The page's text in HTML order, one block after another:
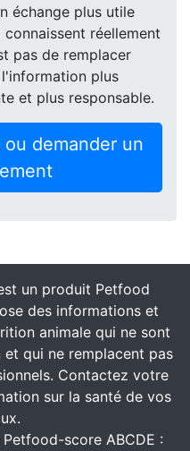
échange plus utile
réellement
pas de remplacer
plus
et plus responsable.
demander un
un produit Petfood
des informations et
animale qui ne sont
qui ne remplacent pas
Contactez votre
sur la santé de vos
score ABCDE :